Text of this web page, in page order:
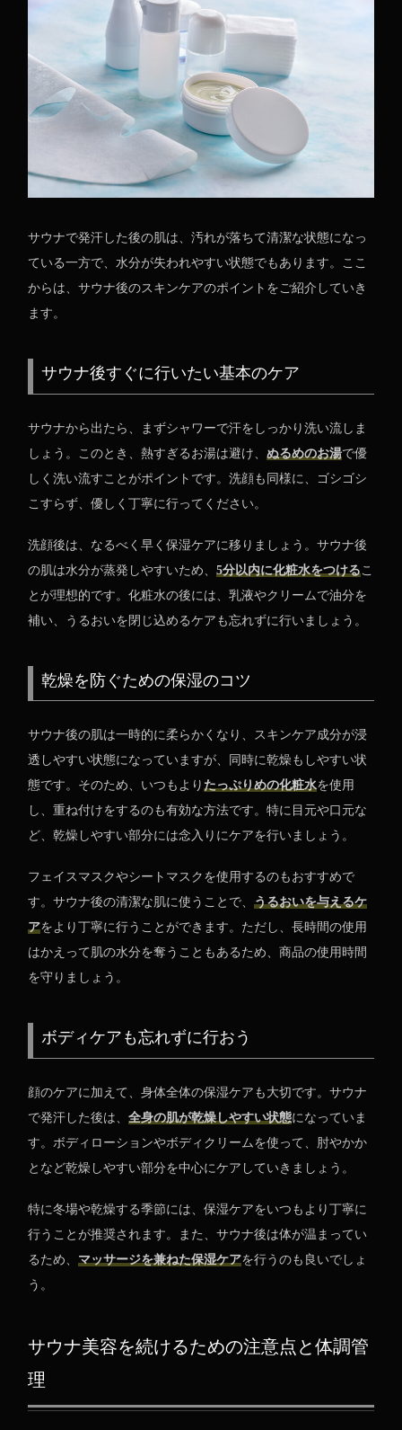
サウナで発汗した後の肌は、汚れが落ちて清潔な状態になっ
ている一方で、水分が失われやすい状態でもあります。ここ
からは、サウナ後のスキンケアのポイントをご紹介していき
ます。
サウナ後すぐに行いたい基本のケア
サウナから出たら、まずシャワーで汗をしっかり洗い流しま
しょう。このとき、熱すぎるお湯は避け、ぬるめのお湯で優
しく洗い流すことがポイントです。洗顔も同様に、ゴシゴシ
こすらず、優しく丁寧に行ってください。
洗顔後は、なるべく早く保湿ケアに移りましょう。サウナ後
の肌は水分が蒸発しやすいため、5分以内に化粧水をつける こ
とが理想的です。化粧水の後には、乳液やクリームで油分を
補い、うるおいを閉じ込めるケアも忘れずに行いましょう。
乾燥を防ぐための保湿のコツ
サウナ後の肌は一時的に柔らかくなり、スキンケア成分が浸
透しやすい状態になっていますが、同時に乾燥もしやすい状
態です。そのため、いつもよりたっぷりめの化粧水を使用
し、重ね付けをするのも有効な方法です。特に目元や口元な
ど、乾燥しやすい部分には念入りにケアを行いましょう。
フェイスマスクやシートマスクを使用するのもおすすめで
す。サウナ後の清潔な肌に使うことで、うるおいを与えるケ
アをより丁寧に行うことができます。ただし、長時間の使用
はかえって肌の水分を奪うこともあるため、商品の使用時間
を守りましょう。
ボディケアも忘れずに行おう
顔のケアに加えて、身体全体の保湿ケアも大切です。サウナ
で発汗した後は、全身の肌が乾燥しやすい状態になっていま
す。ボディローションやボディクリームを使って、肘やかか
となど乾燥しやすい部分を中心にケアしていきましょう。
特に冬場や乾燥する季節には、保湿ケアをいつもより丁寧に
行うことが推奨されます。また、サウナ後は体が温まってい
るため、 マッサージを兼ねた保湿ケアを行うのも良いでしょ
う。
サウナ美容を続けるための注意点と体調管
理